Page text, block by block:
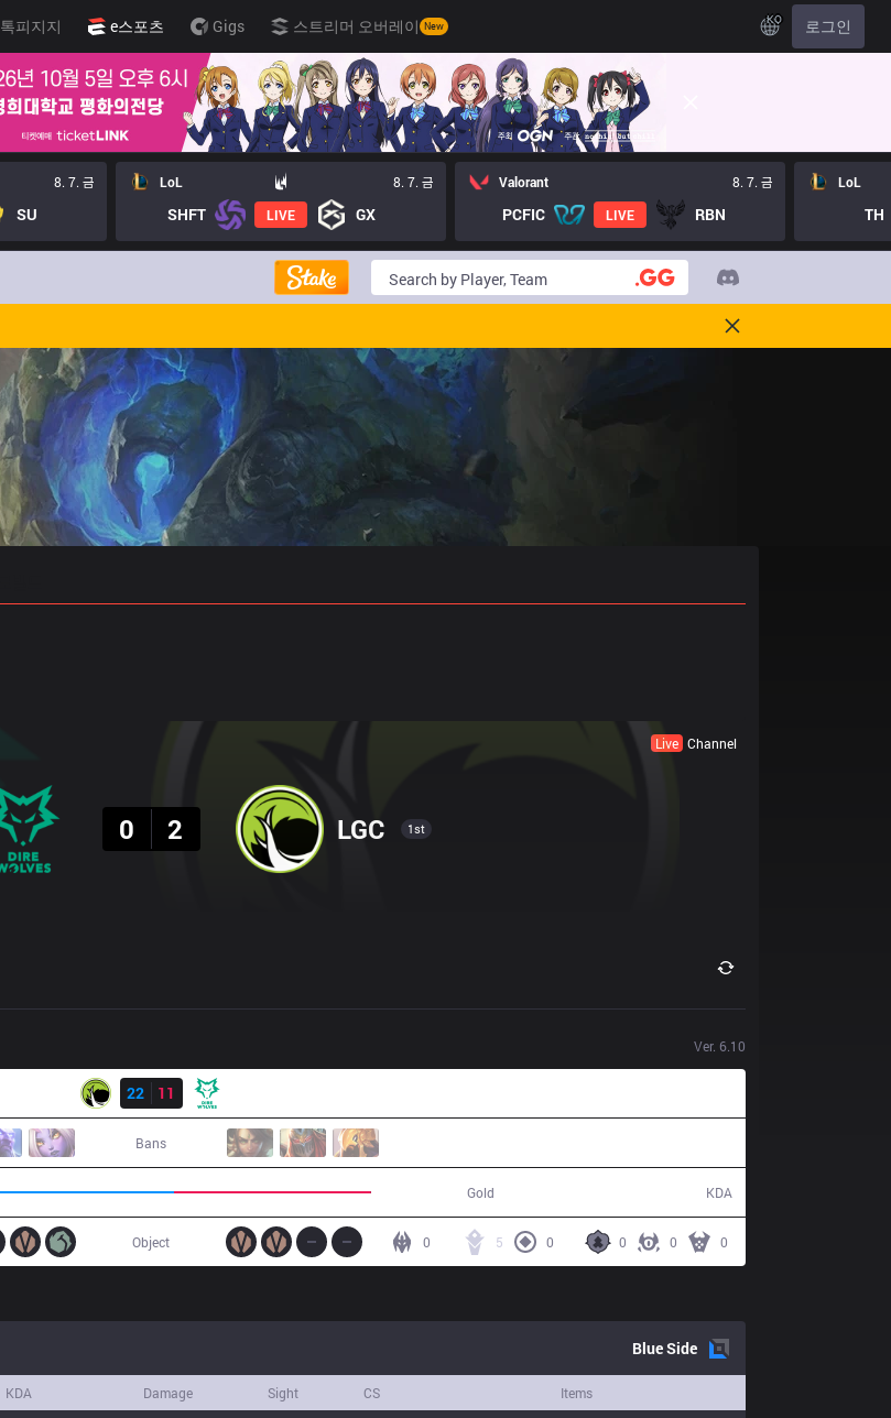
톡피지지 e스포츠 Gigs 스트리머 오버레이 New KO 로그인
8. 7. 금
SU
LoL 8. 7. 금
SHFT LIVE GX
Valorant 8. 7. 금
PCFIC LIVE RBN
LoL
TH
Live Channel
0
2 LGC 1st
Ver. 6.10
22
11
Bans
Gold KDA
0 0 0
5 0
0
Object
BlueSide
KDA Damage Sight CS Items